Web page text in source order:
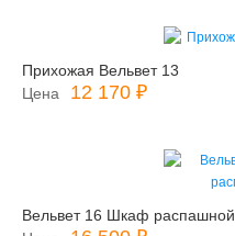
Прихожая Вельвет 13
Цена
12 170 ₽
Вельвет 16 Шкаф распашной